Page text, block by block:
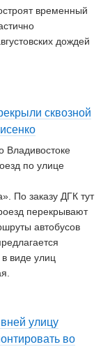
временный
дождей
сквозной
Владивостоке
по улице
По заказу ДГК тут
перекрывают
автобусов
виде улиц
улицу
во